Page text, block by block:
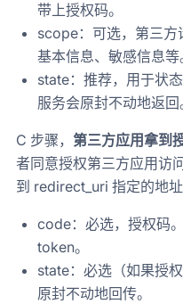
带上授权码。
scope：可选，第三方
基本信息、敏感信息等
state：推荐，用于状
服务会原封不动地返回
C 步骤， 第三方应用拿到
者同意授权第三方应用访
到 redirect_uri 指定的地
code：必选，授权码
token。
state：必选（如果授
原封不动地回传。